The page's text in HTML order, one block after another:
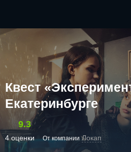
Квест
Екатеринбурге
9.3
4 оценки От компании Локап